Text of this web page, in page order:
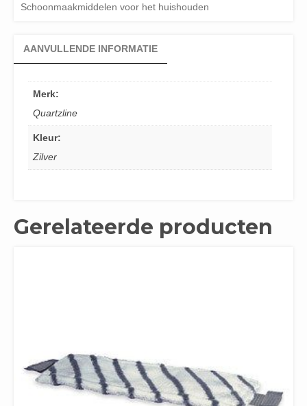
Schoonmaakmiddelen voor het huishouden
AANVULLENDE INFORMATIE
Merk:
Quartzline
Kleur:
Zilver
Gerelateerde producten